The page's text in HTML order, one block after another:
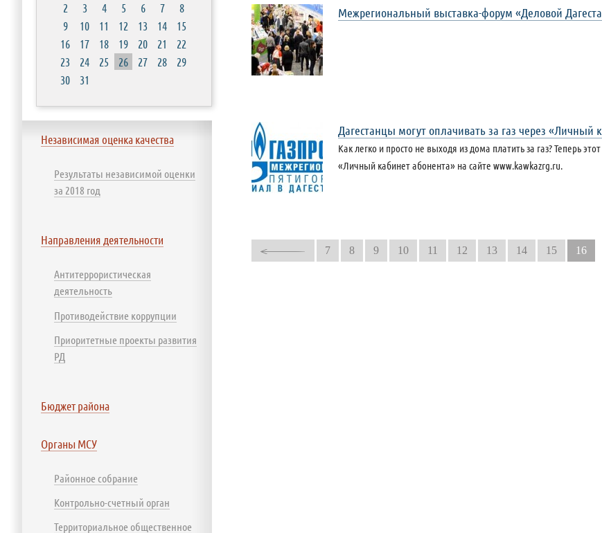
Межрегиональный выставка-форум «Деловой
Дагестанцы могут оплачивать за газ через «Личный
Как легко и просто не выходя из дома платить за газ? Теперь
«Личный кабинет абонента» на сайте www.kawkazrg.ru.
7 8 9 10 11 12 13 14 15 16
2
3 4 5 6 7
8
9
10 11 12 13 14
15
16
17 18 19 20 21
22
23
24 25 26 27 28
29
30
31
Независимая оценка качества
Результаты независимой оценки
за 2018 год
Направления деятельности
Антитеррористическая
деятельность
Противодействие коррупции
Приоритетные проекты развития
РД
Бюджет района
Органы МСУ
Районное собрание
Контрольно-счетный орган
Территориальное общественное